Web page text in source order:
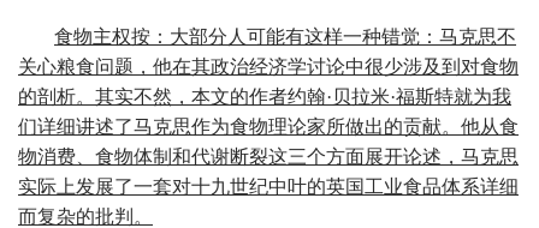
食物主权按： 大部分人可能有这样一种错觉：马克思不
关心粮食问题，他在其政治经济学讨论中很少涉及到对食物
的剖析。其实不然，本文的作者约翰·贝拉米·福斯特就为我
们详细讲述了马克思作为食物理论家所做出的贡献。他从食
物消费、食物体制和代谢断裂这三个方面展开论述，马克思
实际上发展了一套对十九世纪中叶的英国工业食品体系详细
而复杂的批判。